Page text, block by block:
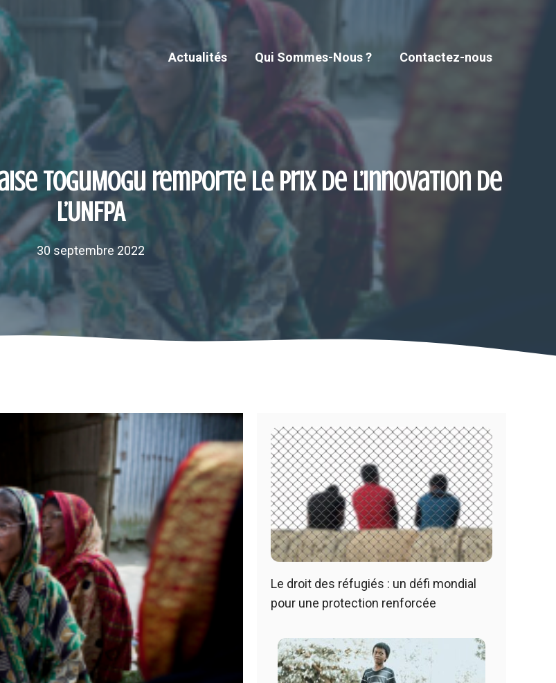
Actualités Qui Sommes-Nous ? Contactez-nous
ToguMogu remporte le prix de l’innovation de
l’UNFPA
30 septembre 2022
Le droit des réfugiés : un défi mondial
pour une protection renforcée